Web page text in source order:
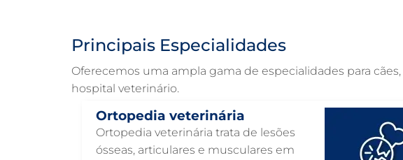
Principais Especialidades
Oferecemos uma ampla gama de especialidades para
hospital veterinário.
Ortopedia veterinária
Ortopedia veterinária trata de lesões
ósseas, articulares e musculares em